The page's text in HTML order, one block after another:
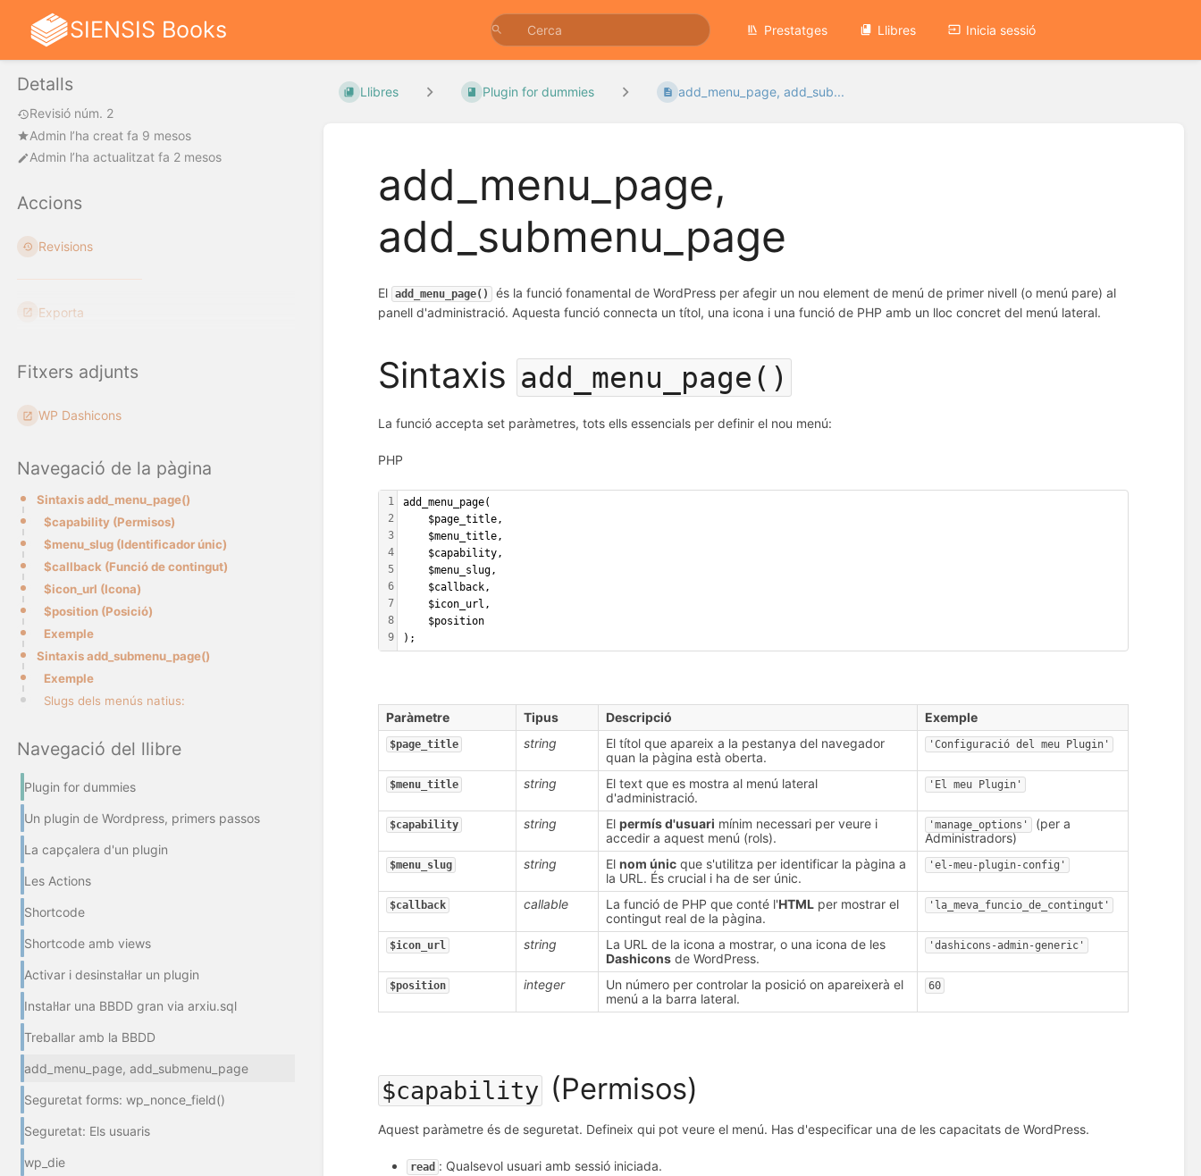
SIENSIS Books Prestatges Llibres Inicia sessió
Detalls
Revisió núm. 2
Admin l’ha creat fa 9 mesos
Admin l’ha actualitzat fa 2 mesos
Accions
Revisions
Exporta
Fitxers adjunts
WP Dashicons
Navegació de la pàgina
Sintaxis add_menu_page()
$capability (Permisos)
$menu_slug (Identificador únic)
$callback (Funció de contingut)
$icon_url (Icona)
$position (Posició)
Exemple
Sintaxis add_submenu_page()
Exemple
Slugs dels menús natius:
Navegació del llibre
Plugin for dummies
Un plugin de Wordpress, primers passos
La capçalera d'un plugin
Les Actions
Shortcode
Shortcode amb views
Activar i desinstal·lar un plugin
Instal·lar una BBDD gran via arxiu.sql
Treballar amb la BBDD
add_menu_page, add_submenu_page
Seguretat forms: wp_nonce_field()
Seguretat: Els usuaris
wp_die
Llibres Plugin for dummies add_menu_page, add_sub...
add_menu_page,
add_submenu_page
El add_menu_page()
és la funció fonamental de WordPress per afegir un nou element de menú de primer nivell (o menú pare) al
panell d'administració. Aquesta funció connecta un títol, una icona i una funció de PHP amb un lloc concret del menú lateral.
Sintaxis add_menu_page()
La funció accepta set paràmetres, tots ells essencials per definir el nou menú:
PHP
1
2
3
4
5
6
7
8
9
add_menu_page(
    $page_title,
    $menu_title,
    $capability,
    $menu_slug,
    $callback,
    $icon_url,
    $position
);
Paràmetre Tipus Descripció Exemple
$page_title string
El títol que apareix a la pestanya del navegador
quan la pàgina està oberta.
'Configuració del meu Plugin'
$menu_title string
El text que es mostra al menú lateral
d'administració.
'El meu Plugin'
$capability string Elpermís d'usuari mínim necessari per veure i
accedir a aquest menú (rols).
'manage_options'
(per a
Administradors)
$menu_slug string Elnom únic que s'utilitza per identificar la pàgina a
la URL. És crucial i ha de ser únic.
'el-meu-plugin-config'
$callback callable La funció de PHP que conté l'HTML per mostrar el
contingut real de la pàgina.
'la_meva_funcio_de_contingut'
$icon_url string
La URL de la icona a mostrar, o una icona de les
Dashicons de WordPress.
'dashicons-admin-generic'
$position integer
Un número per controlar la posició on apareixerà el
menú a la barra lateral.
60
$capability (Permisos)
Aquest paràmetre és de seguretat. Defineix qui pot veure el menú. Has d'especificar una de les capacitats de WordPress.
read : Qualsevol usuari amb sessió iniciada.